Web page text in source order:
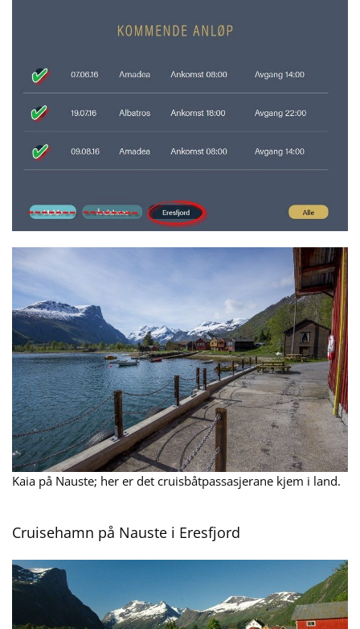
Kaia på Nauste; her er det cruisbåtpassasjerane kjem i land.
Cruisehamn på Nauste i Eresfjord